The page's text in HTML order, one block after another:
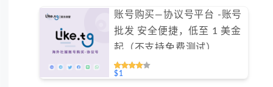
账号购买—协议号平台 -账号
批发 安全便捷，低至 1 美金
起（不支持免费测试）
#GN004
$1